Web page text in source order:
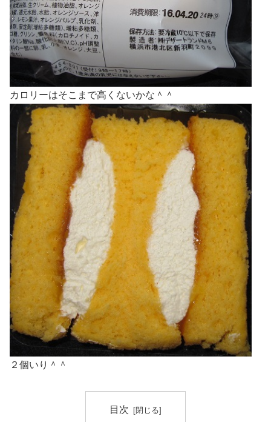
カロリーはそこまで高くないかな＾＾
２個いり＾＾
目次